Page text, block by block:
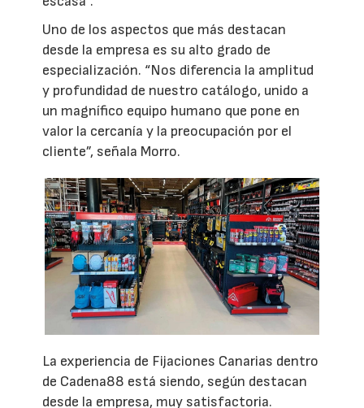
Uno de los aspectos que más destacan
desde la empresa es su alto grado de
especialización. “Nos diferencia la amplitud
y profundidad de nuestro catálogo, unido a
un magnífico equipo humano que pone en
valor la cercanía y la preocupación por el
cliente”, señala Morro.
La experiencia de Fijaciones Canarias dentro
de Cadena88 está siendo, según destacan
desde la empresa, muy satisfactoria.